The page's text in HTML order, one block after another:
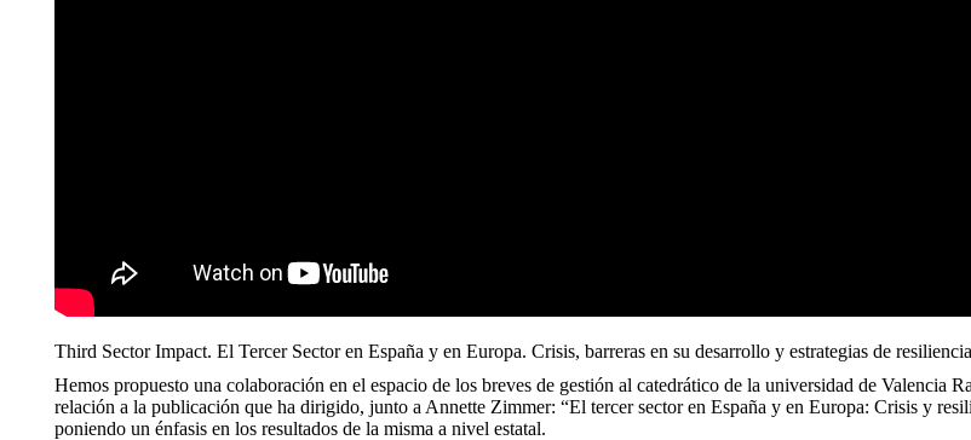
Third Sector Impact. El Tercer Sector en España y en Europa. Crisis, barreras en su desarrollo y estrategias de
Hemos propuesto una colaboración en el espacio de los breves de gestión al catedrático de la universidad de Valencia
relación a la publicación que ha dirigido, junto a Annette Zimmer: “El tercer sector en España y en Europa: Crisis y
poniendo un énfasis en los resultados de la misma a nivel estatal.